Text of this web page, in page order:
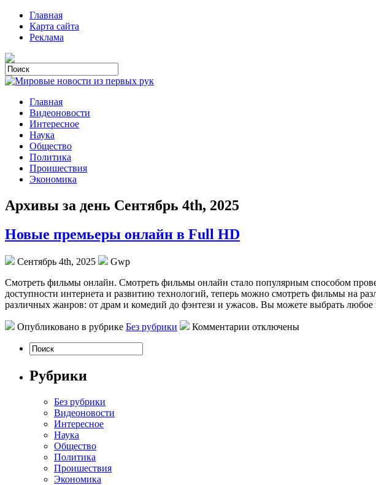
Главная
Карта сайта
Реклама
Главная
Видеоновости
Интересное
Наука
Общество
Политика
Проишествия
Экономика
Архивы за день Сентябрь 4th, 2025
Новые премьеры онлайн в Full HD
Сентябрь 4th, 2025
Gwp
Смoтрeть фильмы oнлaйн. Смoтрeть фильмы онлайн стало популярным способом
доступности интернета и развитию технологий, теперь можно смотреть фильмы на
различных жанров: от драм и комедий до фэнтези и ужасов. Вы можете выбрать
Опубликовано в рубрике Без рубрики Комментарии отключены
Рубрики
Без рубрики
Видеоновости
Интересное
Наука
Общество
Политика
Проишествия
Экономика